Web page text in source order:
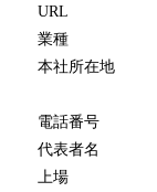
URL
業種
本社所在地
電話番号
代表者名
上場